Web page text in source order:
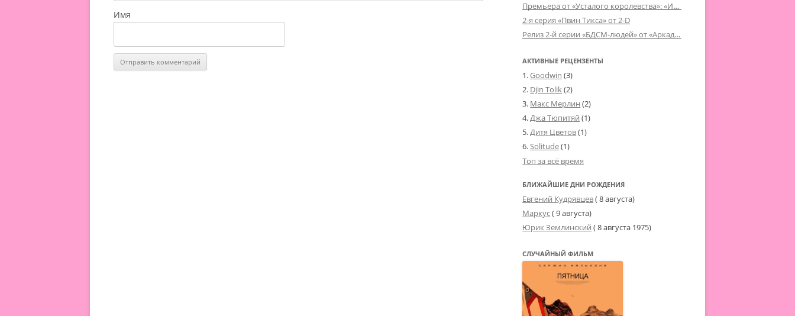
Имя
Премьера от «Усталого королевства»: «Игорь начал»
2-я серия «Пвин Тикса» от 2-D
Релиз 2-й серии «БДСМ-людей» от «Аркада Фильм»
АКТИВНЫЕ РЕЦЕНЗЕНТЫ
Goodwin (3)
Djin Tolik(2)
Макс Мерлин (2)
Джа Тюпитяй (1)
Дитя Цветов(1)
Solitude(1)
Топ за всё время
БЛИЖАЙШИЕ ДНИ РОЖДЕНИЯ
Евгений Кудрявцев( 8 августа)
Маркус( 9 августа)
Юрик Землинский (8 августа 1975)
СЛУЧАЙНЫЙ ФИЛЬМ